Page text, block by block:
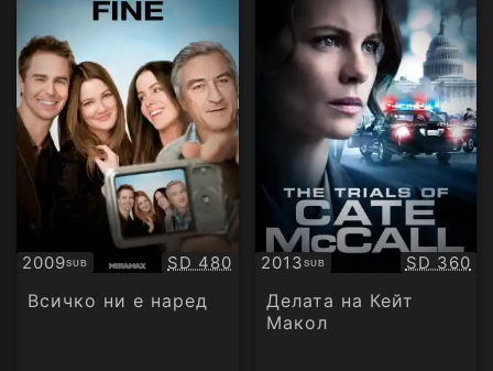
2009SUB
Субтитри Качество:
SD 480
Всичко ни е наред
2013SUB
Субтитри SD 360
Делата на Кейт
Макол